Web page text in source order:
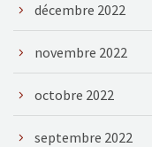
décembre 2022
novembre 2022
octobre 2022
septembre 2022